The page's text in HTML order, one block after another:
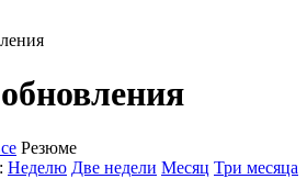
Резюме
Неделю Две недели Месяц Три месяца